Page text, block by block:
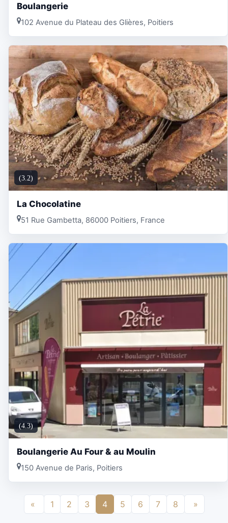
Boulangerie
102 Avenue du Plateau des Glières, Poitiers
(3.2)
La Chocolatine
51 Rue Gambetta, 86000 Poitiers, France
(4.3)
Boulangerie Au Four & au Moulin
150 Avenue de Paris, Poitiers
« 1 2 3 4 5 6 7 8 »